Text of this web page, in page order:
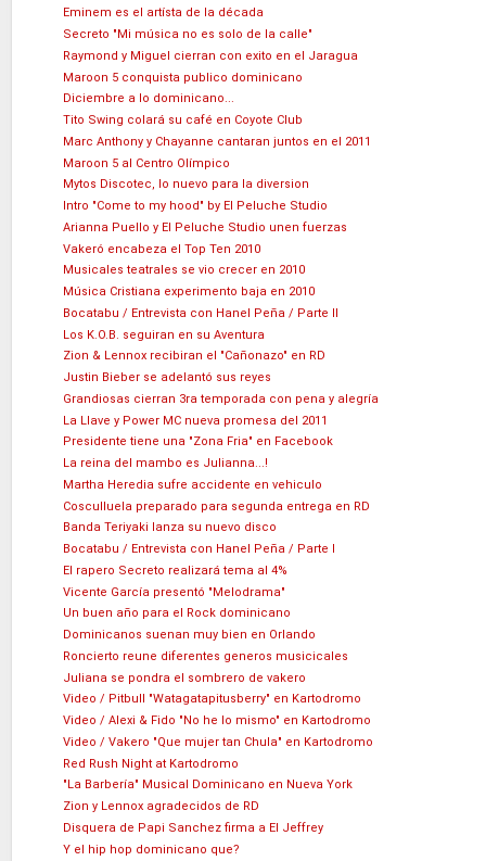
Eminem es el artísta de la década
Secreto "Mi música no es solo de la calle"
Raymond y Miguel cierran con exito en el Jaragua
Maroon 5 conquista publico dominicano
Diciembre a lo dominicano...
Tito Swing colará su café en Coyote Club
Marc Anthony y Chayanne cantaran juntos en el 2011
Maroon 5 al Centro Olímpico
Mytos Discotec, lo nuevo para la diversion
Intro "Come to my hood" by El Peluche Studio
Arianna Puello y El Peluche Studio unen fuerzas
Vakeró encabeza el Top Ten 2010
Musicales teatrales se vio crecer en 2010
Música Cristiana experimento baja en 2010
Bocatabu / Entrevista con Hanel Peña / Parte II
Los K.O.B. seguiran en su Aventura
Zion & Lennox recibiran el "Cañonazo" en RD
Justin Bieber se adelantó sus reyes
Grandiosas cierran 3ra temporada con pena y alegría
La Llave y Power MC nueva promesa del 2011
Presidente tiene una "Zona Fria" en Facebook
La reina del mambo es Julianna...!
Martha Heredia sufre accidente en vehiculo
Cosculluela preparado para segunda entrega en RD
Banda Teriyaki lanza su nuevo disco
Bocatabu / Entrevista con Hanel Peña / Parte I
El rapero Secreto realizará tema al 4%
Vicente García presentó "Melodrama"
Un buen año para el Rock dominicano
Dominicanos suenan muy bien en Orlando
Roncierto reune diferentes generos musicicales
Juliana se pondra el sombrero de vakero
Video / Pitbull "Watagatapitusberry" en Kartodromo
Video / Alexi & Fido "No he lo mismo" en Kartodromo
Video / Vakero "Que mujer tan Chula" en Kartodromo
Red Rush Night at Kartodromo
"La Barbería" Musical Dominicano en Nueva York
Zion y Lennox agradecidos de RD
Disquera de Papi Sanchez firma a El Jeffrey
Y el hip hop dominicano que?